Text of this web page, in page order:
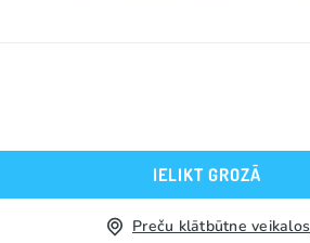
IELIKT GROZĀ
Preču klātbūtne veikalos